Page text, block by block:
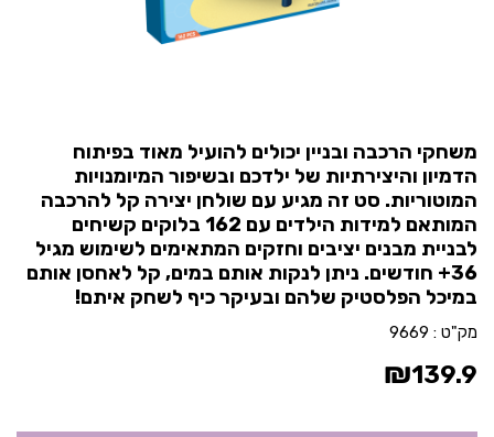
משחקי הרכבה ובניין יכולים להועיל מאוד בפיתוח
הדמיון והיצירתיות של ילדכם ובשיפור המיומנויות
המוטוריות. סט זה מגיע עם שולחן יצירה קל להרכבה
המותאם למידות הילדים עם 162 בלוקים קשיחים
לבניית מבנים יציבים וחזקים המתאימים לשימוש מגיל
36+ חודשים. ניתן לנקות אותם במים, קל לאחסן אותם
במיכל הפלסטיק שלהם ובעיקר כיף לשחק איתם!
מק"ט : 9669
₪139.9